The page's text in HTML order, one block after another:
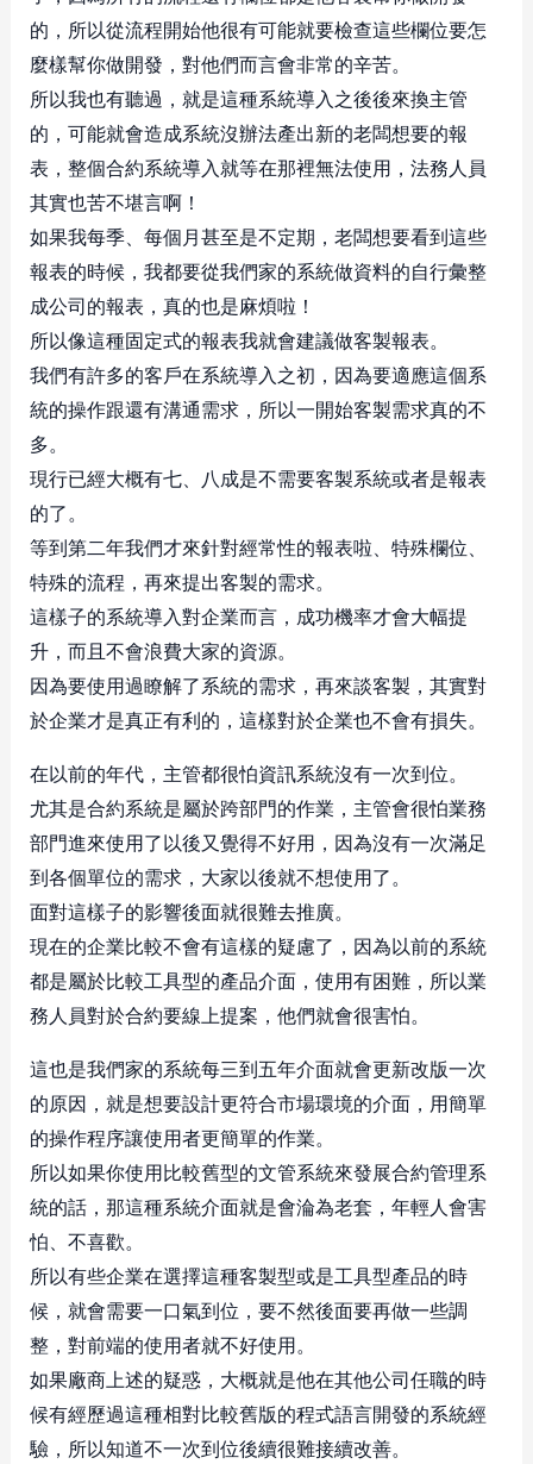
的，所以從流程開始他很有可能就要檢查這些欄位要怎
麼樣幫你做開發，對他們而言會非常的辛苦。
所以我也有聽過，就是這種系統導入之後後來換主管
的，可能就會造成系統沒辦法產出新的老闆想要的報
表，整個合約系統導入就等在那裡無法使用，法務人員
其實也苦不堪言啊！
如果我每季、每個月甚至是不定期，老闆想要看到這些
報表的時候，我都要從我們家的系統做資料的自行彙整
成公司的報表，真的也是麻煩啦！
所以像這種固定式的報表我就會建議做客製報表。
我們有許多的客戶在系統導入之初，因為要適應這個系
統的操作跟還有溝通需求，所以一開始客製需求真的不
多。
現行已經大概有七、八成是不需要客製系統或者是報表
的了。
等到第二年我們才來針對經常性的報表啦、特殊欄位、
特殊的流程，再來提出客製的需求。
這樣子的系統導入對企業而言，成功機率才會大幅提
升，而且不會浪費大家的資源。
因為要使用過瞭解了系統的需求，再來談客製，其實對
於企業才是真正有利的，這樣對於企業也不會有損失。
在以前的年代，主管都很怕資訊系統沒有一次到位。
尤其是合約系統是屬於跨部門的作業，主管會很怕業務
部門進來使用了以後又覺得不好用，因為沒有一次滿足
到各個單位的需求，大家以後就不想使用了。
面對這樣子的影響後面就很難去推廣。
現在的企業比較不會有這樣的疑慮了，因為以前的系統
都是屬於比較工具型的產品介面，使用有困難，所以業
務人員對於合約要線上提案，他們就會很害怕。
這也是我們家的系統每三到五年介面就會更新改版一次
的原因，就是想要設計更符合市場環境的介面，用簡單
的操作程序讓使用者更簡單的作業。
所以如果你使用比較舊型的文管系統來發展合約管理系
統的話，那這種系統介面就是會淪為老套，年輕人會害
怕、不喜歡。
所以有些企業在選擇這種客製型或是工具型產品的時
候，就會需要一口氣到位，要不然後面要再做一些調
整，對前端的使用者就不好使用。
如果廠商上述的疑惑，大概就是他在其他公司任職的時
候有經歷過這種相對比較舊版的程式語言開發的系統經
驗，所以知道不一次到位後續很難接續改善。